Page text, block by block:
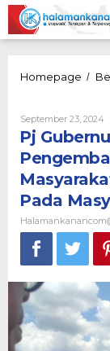
Skip
to
content
Homepage /
September 23, 2024By
Pj
Pada